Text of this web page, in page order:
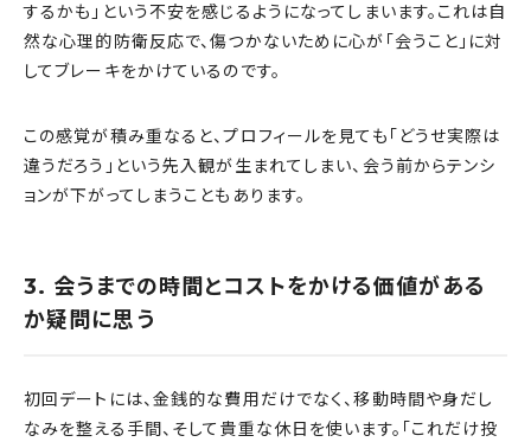
するかも」という不安を感じるようになってしまいます。これは自
然な心理的防衛反応で、傷つかないために心が「会うこと」に対
してブレーキをかけているのです。
この感覚が積み重なると、プロフィールを見ても「どうせ実際は
違うだろう」という先入観が生まれてしまい、会う前からテンシ
ョンが下がってしまうこともあります。
3. 会うまでの時間とコストをかける価値がある
か疑問に思う
初回デートには、金銭的な費用だけでなく、移動時間や身だし
なみを整える手間、そして貴重な休日を使います。「これだけ投